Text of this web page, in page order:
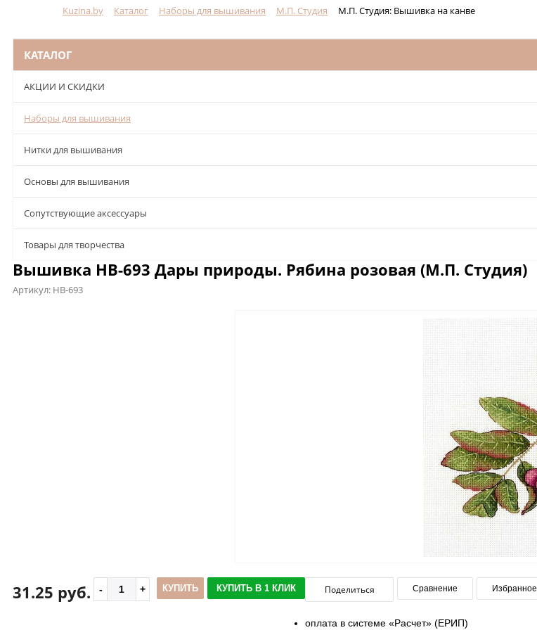
Kuzina.by Каталог Наборы для вышивания М.П. Студия М.П. Студия: Вышивка на канве
КАТАЛОГ
АКЦИИ И СКИДКИ
Наборы для вышивания
Нитки для вышивания
Основы для вышивания
Сопутствующие аксессуары
Товары для творчества
Вышивка НВ-693 Дары природы. Рябина розовая (М.П. Студия)
Артикул: НВ-693
31.25 руб. КУПИТЬ КУПИТЬ В 1 КЛИК Поделиться Сравнение Избранное
оплата в системе «Расчет» (ЕРИП)